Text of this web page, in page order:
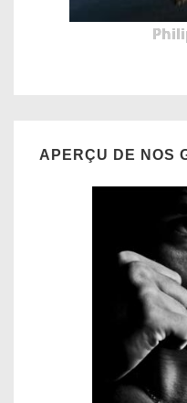
APERÇU DE NOS